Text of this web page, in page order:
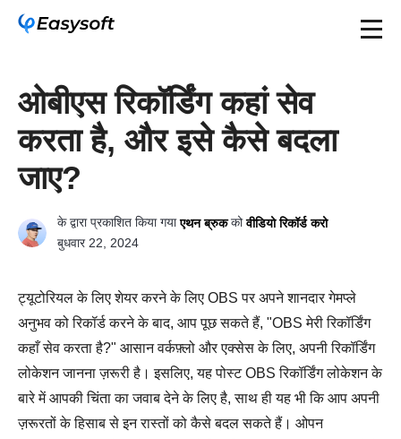
ओबीएस रिकॉर्डिंग कहां सेव
करता है, और इसे कैसे बदला
जाए?
के द्वारा प्रकाशित किया गयाएथन ब्रुककोवीडियो रिकॉर्ड करो
बुधवार 22, 2024
ट्यूटोरियल के लिए शेयर करने के लिए OBS पर अपने शानदार गेमप्ले
अनुभव को रिकॉर्ड करने के बाद, आप पूछ सकते हैं, "OBS मेरी रिकॉर्डिंग
कहाँ सेव करता है?" आसान वर्कफ़्लो और एक्सेस के लिए, अपनी रिकॉर्डिंग
लोकेशन जानना ज़रूरी है। इसलिए, यह पोस्ट OBS रिकॉर्डिंग लोकेशन के
बारे में आपकी चिंता का जवाब देने के लिए है, साथ ही यह भी कि आप अपनी
ज़रूरतों के हिसाब से इन रास्तों को कैसे बदल सकते हैं। ओपन